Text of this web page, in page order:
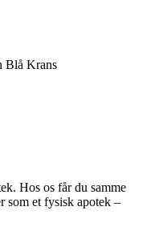
Blå Krans
Hos os får du samme
som et fysisk apotek –